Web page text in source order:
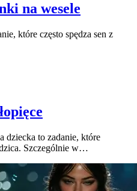
na wesele
które często spędza sen z
dziecka to zadanie, które
Szczególnie w…